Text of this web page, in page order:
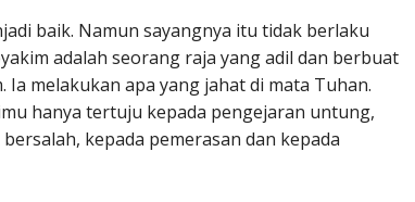
baik. Namun sayangnya itu tidak berlaku
adalah seorang raja yang adil dan berbuat
melakukan apa yang jahat di mata Tuhan.
hanya tertuju kepada pengejaran untung,
kepada pemerasan dan kepada